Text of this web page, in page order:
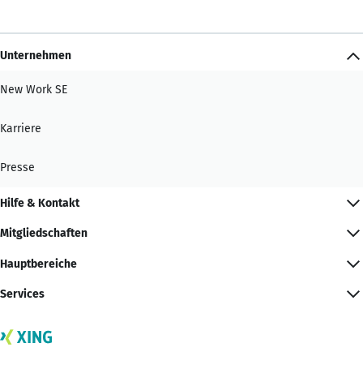
Unternehmen
New Work SE
Karriere
Presse
Hilfe & Kontakt
Mitgliedschaften
Hauptbereiche
Services